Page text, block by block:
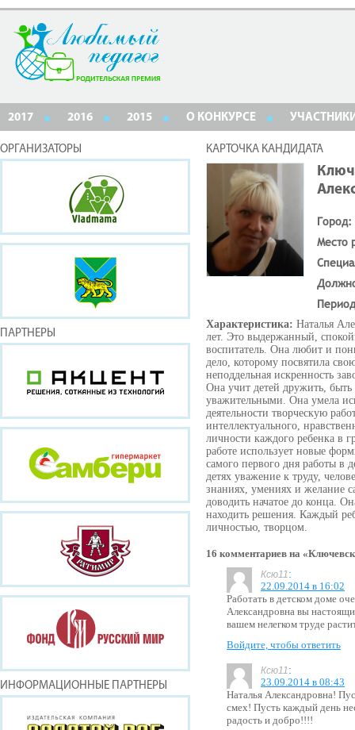
2017 2016 2015 О КОНКУРСЕ
ОРГАНИЗАТОРЫ
ПАРТНЕРЫ
ИНФОРМАЦИОННЫЕ ПАРТНЕРЫ
КАРТОЧКА КАНДИДАТА
Город:
Место
Характеристика: Наталья
лет. Это выдержанный,
воспитатель. Она любит и
дело, которому посвятила
неподдельная искренность
Она учит детей дружить,
уважительными. Она умела
деятельности творческую
интеллектуального,
личности каждого ребенка в
работе использует новые
самого первого дня работы в
детях уважение к труду,
знаниях, умениях и желание
доводить начатое до конца.
находить решения. Каждый
личностью, творцом.
16 комментариев на
Ксю11:
22.09.2014 в 16:02
Работать в детском доме
Александровна вы
вашем нелегком труде
Войдите, чтобы ответить
Ксю11:
23.09.2014 в 08:43
Наталья Александровна!
смех! Пусть каждый день
радость и добро!!!!